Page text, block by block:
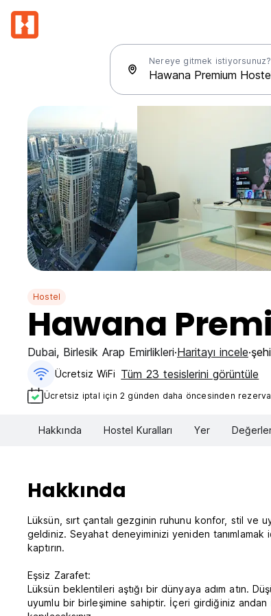
Nereye gitmek istiyorsunuz?
Hostel
Hawana
Dubai, Birlesik Arap Emirlikleri Haritayı incele
Ücretsiz WiFi Tüm 23 tesislerini görüntüle
Ücretsiz iptal için 2 günden daha öncesinden
Hakkında Hostel Kuralları Yer
Hakkında
Lüksün, sırt çantalı gezginin ruhunu konfor, stil ve
geldiniz. Seyahat deneyiminizi yeniden tanımlamak
kaptırın.
Eşsiz Zarafet:
Lüksün beklentileri aştığı bir dünyaya adım atın.
uyumlu bir birleşimine sahiptir. İçeri girdiğiniz andan